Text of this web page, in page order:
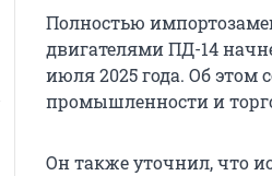
Полностью
двигателями ПД-14
июля 2025 года. Об этом
промышленности и
Он также уточнил, что